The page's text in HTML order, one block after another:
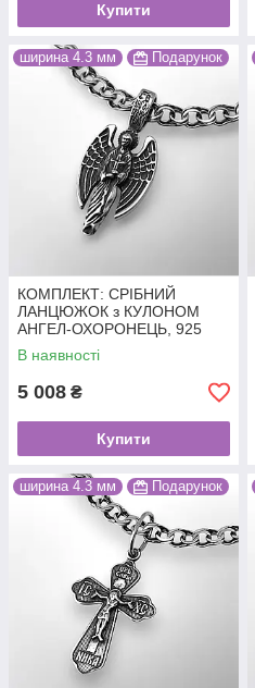
Купити
ширина 4.3 мм Подарунок
КОМПЛЕКТ: СРІБНИЙ
ЛАНЦЮЖОК з КУЛОНОМ
АНГЕЛ-ОХОРОНЕЦЬ, 925
проба, чорніння, 11.5 г + 2.9
г, 55 см
В наявності
5 008 ₴
Купити
ширина 4.3 мм Подарунок